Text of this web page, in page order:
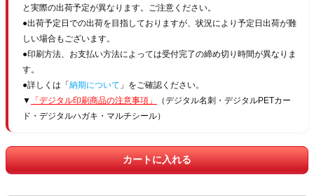
と実際の出荷予定が異なります。ご注意ください。
●出荷予定日での出荷を目指しておりますが、状況により予定日出荷が難
しい場合もございます。
●印刷方法、お支払い方法によっては受付完了の締め切り時間が異なりま
す。
●詳しくは「 納期について 」をご確認ください。
▼
「デジタル印刷商品の注意事項」
（デジタル名刺・デジタルPETカー
ド・デジタルハガキ・マルチシール）